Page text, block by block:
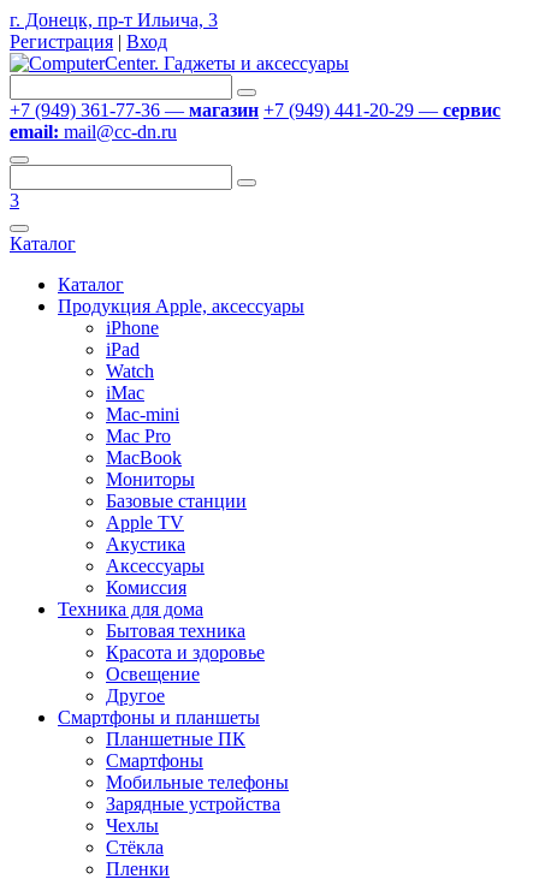
г. Донецк, пр-т Ильича, 3
Регистрация | Вход
+7 (949) 361-77-36 — магазин +7 (949) 441-20-29 — сервис
email: mail@cc-dn.ru
3
Каталог
Каталог
Продукция Apple, аксессуары
iPhone
iPad
Watch
iMac
Mac-mini
Mac Pro
MacBook
Мониторы
Базовые станции
Apple TV
Акустика
Аксессуары
Комиссия
Техника для дома
Бытовая техника
Красота и здоровье
Освещение
Другое
Смартфоны и планшеты
Планшетные ПК
Смартфоны
Мобильные телефоны
Зарядные устройства
Чехлы
Стёкла
Пленки